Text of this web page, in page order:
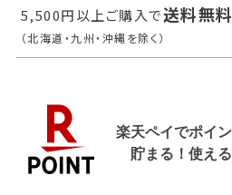
5,500円以上ご購入で送料無料
（北海道・九州・沖縄を除く）